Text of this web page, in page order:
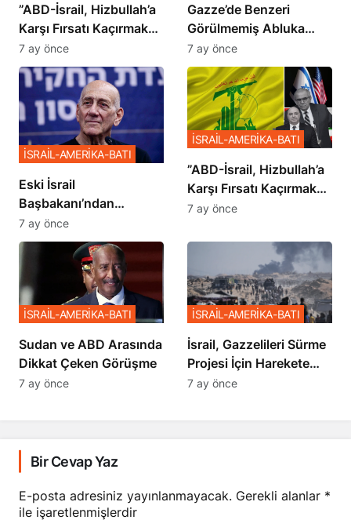
​​​​​​​”ABD-İsrail, Hizbullah’a
Karşı Fırsatı Kaçırmak
İstemiyor”
7 ay önce
​​​​​​​Gazze’de Benzeri
Görülmemiş Abluka
Planı
7 ay önce
Eski İsrail
Başbakanı’ndan
Netanyahu’ya Ağır
Sözler
İSRAİL-AMERİKA-BATI
7 ay önce
​​​​​​​”ABD-İsrail, Hizbullah’a
Karşı Fırsatı Kaçırmak
İstemiyor”
İSRAİL-AMERİKA-BATI
7 ay önce
Sudan ve ABD Arasında
Dikkat Çeken Görüşme
İSRAİL-AMERİKA-BATI
7 ay önce
İsrail, Gazzelileri Sürme
Projesi İçin Harekete
Geçti
İSRAİL-AMERİKA-BATI
7 ay önce
Bir Cevap Yaz
E-posta adresiniz yayınlanmayacak. Gerekli alanlar *
ile işaretlenmişlerdir